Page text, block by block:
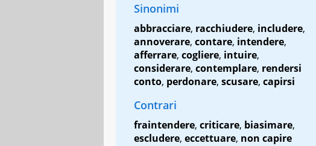
Sinonimi
abbracciare, racchiudere, includere,
annoverare, contare, intendere,
afferrare, cogliere, intuire,
considerare, contemplare, rendersi
conto, perdonare, scusare, capirsi
Contrari
fraintendere, criticare, biasimare,
escludere, eccettuare, non capire